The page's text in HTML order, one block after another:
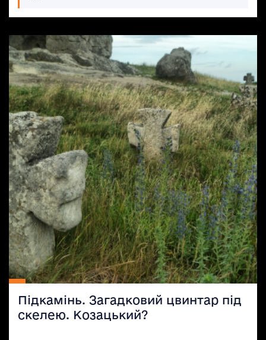
Підкамінь. Загадковий цвинтар під
скелею. Козацький?